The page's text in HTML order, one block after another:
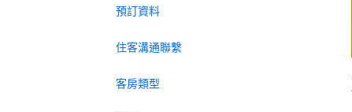
預訂資料
住客溝通聯繫
客房類型